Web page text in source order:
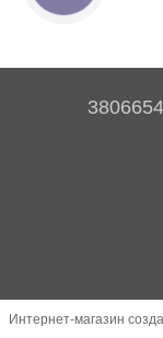
Интернет-магазин